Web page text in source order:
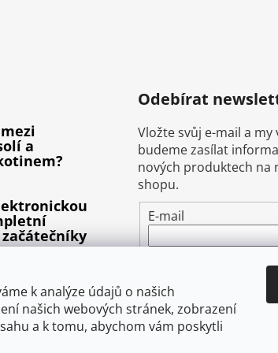
k analýze údajů o našich
našich webových stránek, zobrazení
a k tomu, abychom vám poskytli
a
Odebírat
Vložte svůj e-mail a my
budeme zasílat
nových produktech na
shopu.
E-mail
podmínkami ochrany
osobních údajů
PŘIHLÁSIT SE